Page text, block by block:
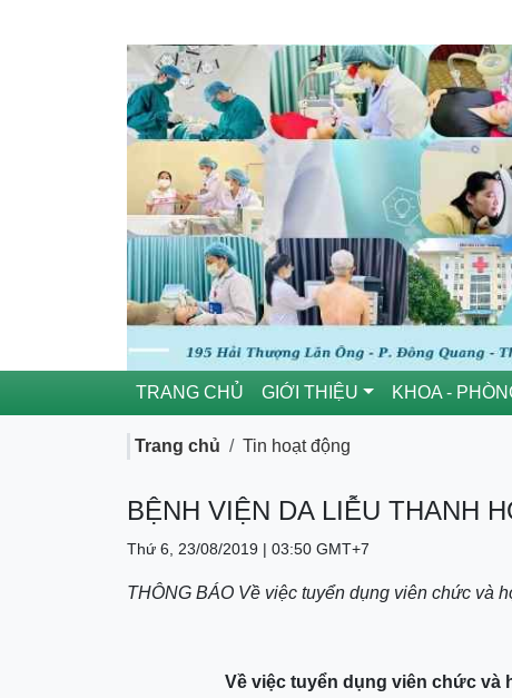
TRANG CHỦ GIỚI THIỆU KHOA -
Trang chủ Tin hoạt động
BỆNH VIỆN DA LIỄU THANH
Thứ 6, 23/08/2019 | 03:50 GMT+7
THÔNG BÁO Về việc tuyển dụng viên chức và
Về việc tuyển dụng viên chức và